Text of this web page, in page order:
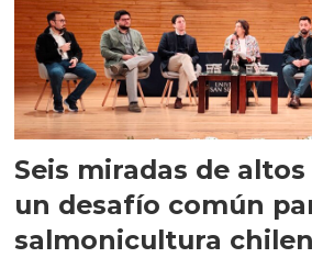
Seis miradas de
un desafío común
salmonicultura